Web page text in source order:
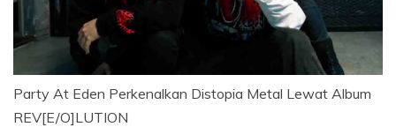
Party At Eden Perkenalkan Distopia Metal Lewat Album
REV[E/O]LUTION